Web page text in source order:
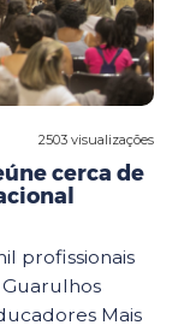
2503 visualizações
cerca de
profissionais
Mais